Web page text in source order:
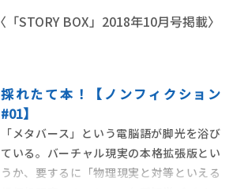
〈「STORY BOX」2018年10月号掲載〉
採れたて本！【ノンフィクション
#01】
「メタバース」という電脳語が脚光を浴び
ている。バーチャル現実の本格拡張版とい
うか、要するに「物理現実と対等といえる